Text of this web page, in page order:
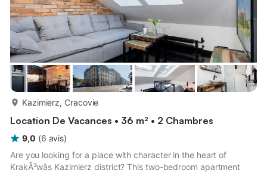
Kazimierz, Cracovie
Location De Vacances • 36 m² • 2 Chambres
9,0 (6 avis)
Are you looking for a place with character in the heart of
KrakÃ³wâs Kazimierz district? This two-bedroom apartment